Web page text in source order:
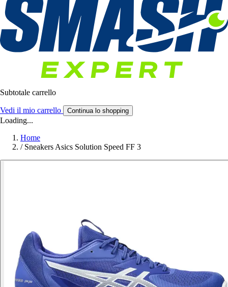
Subtotale carrello
Vedi il mio carrello Continua lo shopping
Loading...
Home
/ Sneakers Asics Solution Speed FF 3